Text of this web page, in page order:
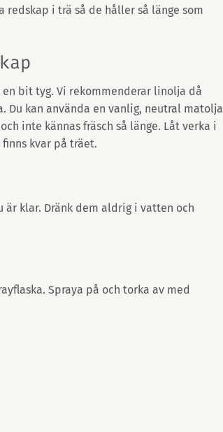
i trä så de håller så länge som
bit tyg. Vi rekommenderar linolja då
kan använda en vanlig, neutral matolja
inte kännas fräsch så länge. Låt verka i
kvar på träet.
klar. Dränk dem aldrig i vatten och
Spraya på och torka av med